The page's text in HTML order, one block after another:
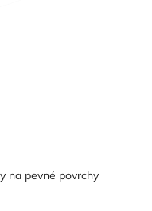
na pevné povrchy